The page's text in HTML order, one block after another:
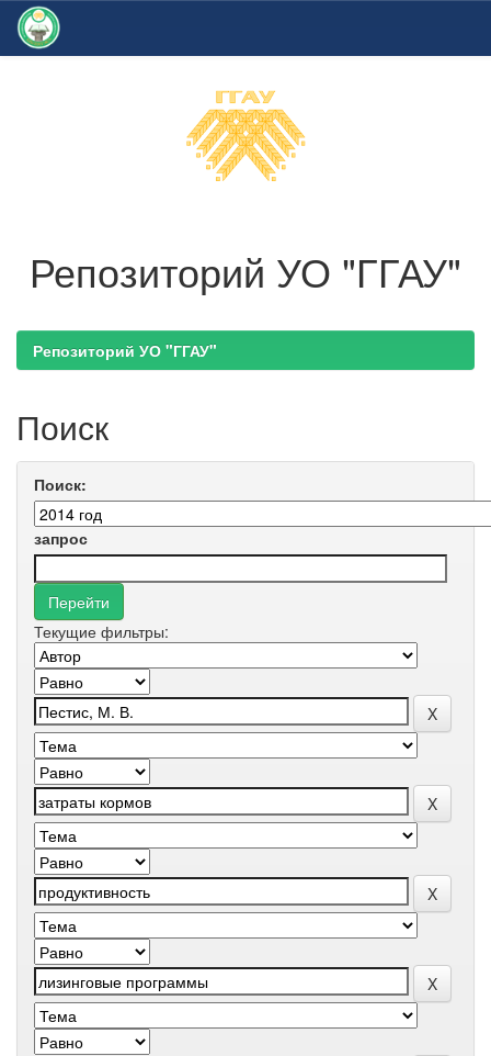
Репозиторий УО "ГГАУ"
Репозиторий УО "ГГАУ"
Поиск
Поиск:
запрос
Текущие фильтры: